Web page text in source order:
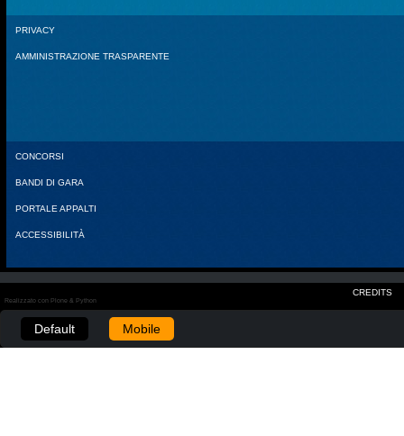
PRIVACY
AMMINISTRAZIONE TRASPARENTE
CONCORSI
BANDI DI GARA
PORTALE APPALTI
ACCESSIBILITÀ
CREDITS
Realizzato con Plone & Python
Default Mobile